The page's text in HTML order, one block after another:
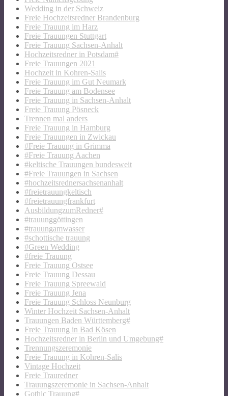
Wedding in der Schweiz
Freie Hochzeitsredner Brandenburg
Freie Trauung im Harz
Freie Trauungen Stuttgart
Freie Trauung Sachsen-Anhalt
Hochzeitsredner in Potsdam#
Freie Trauungen 2021
Hochzeit in Kohren-Salis
Freie Trauung im Gut Neumark
Freie Trauung am Bodensee
Freie Trauung in Sachsen-Anhalt
Freie Trauung Pösneck
Trennen mal anders
Freie Trauung in Hamburg
Freie Trauungen in Zwickau
#Freie Trauung in Grimma
#Freie Trauung Aachen
#keltische Trauungen bundesweit
#Freie Trauungen in Sachsen
#hochzeitsrednersachsenanhalt
#freietrauungkeltisch
#freietrauungfrankfurt
AusbildungzumRedner#
#trauunggöttingen
#trauungamwasser
#schottische trauung
#Green Wedding
#freie Trauung
Freie Trauung Ostsee
Freie Trauung Dessau
Freie Trauung Spreewald
Freie Trauung Jena
Freie Trauung Schloss Neunburg
Winter Hochzeit Sachsen-Anhalt
Trauungen Baden Württemberg#
Freie Trauung in Bad Kösen
Hochzeitsredner in Berlin und Umgebung#
Trennungszeremonie
Freie Trauung in Kohren-Salis
Vintage Hochzeit
Freie Trauredner
Trauungszeremonie in Sachsen-Anhalt
Gothic Trauung#